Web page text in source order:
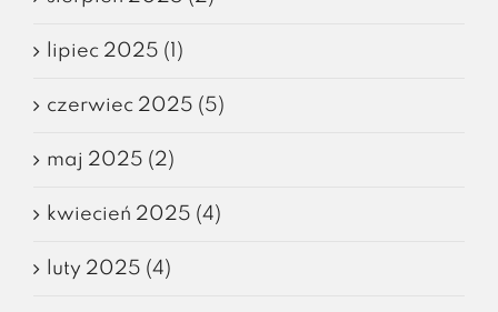
lipiec 2025 (1)
czerwiec 2025 (5)
maj 2025 (2)
kwiecień 2025 (4)
luty 2025 (4)